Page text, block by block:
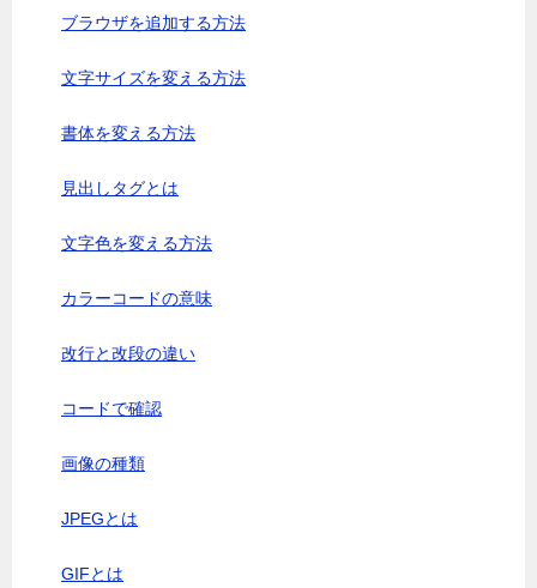
ブラウザを追加する方法
文字サイズを変える方法
書体を変える方法
見出しタグとは
文字色を変える方法
カラーコードの意味
改行と改段の違い
コードで確認
画像の種類
JPEGとは
GIFとは